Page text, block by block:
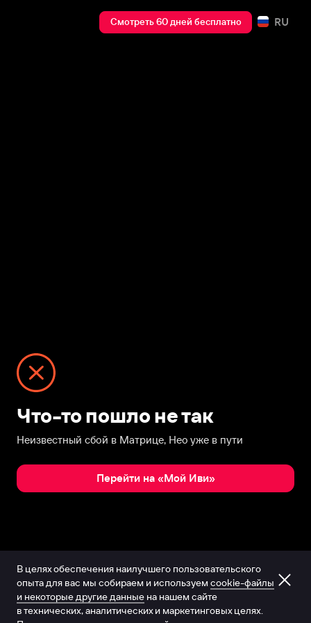
Смотреть 60 дней бесплатно RU
Что-то пошло не так
Неизвестный сбой в Матрице, Нео уже в пути
Перейти на «Мой Иви»
В целях обеспечения наилучшего пользовательского
опыта для вас мы собираем и используем cookie-файлы
и некоторые другие данные на нашем сайте
в технических, аналитических и маркетинговых целях.